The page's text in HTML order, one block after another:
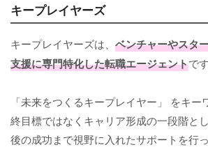
キープレイヤーズ
キープレイヤーズは、 ベンチャーやスタ
支援に専門特化した転職エージェントです
「未来をつくるキープレイヤー」 をキー
終目標ではなくキャリア形成の一段階と
後の成功まで視野に入れたサポートを行っ